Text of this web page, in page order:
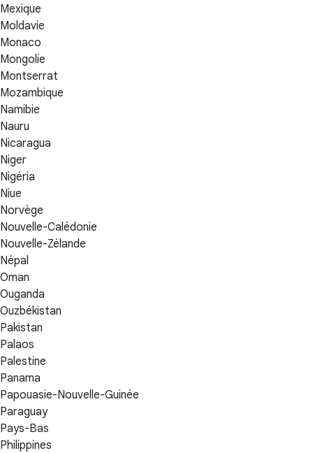
Mexique
Moldavie
Monaco
Mongolie
Montserrat
Mozambique
Namibie
Nauru
Nicaragua
Niger
Nigéria
Niue
Norvège
Nouvelle-Calédonie
Nouvelle-Zélande
Népal
Oman
Ouganda
Ouzbékistan
Pakistan
Palaos
Palestine
Panama
Papouasie-Nouvelle-Guinée
Paraguay
Pays-Bas
Philippines